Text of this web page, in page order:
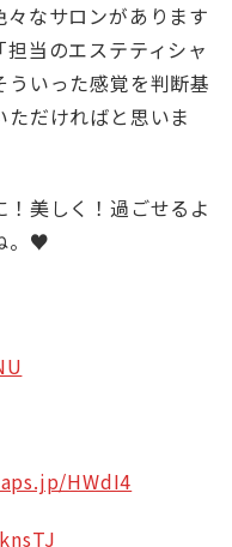
なサロンがあります
当のエステティシャ
いった感覚を判断基
だければと思いま
美しく！過ごせるよ
。♥
HWdI4